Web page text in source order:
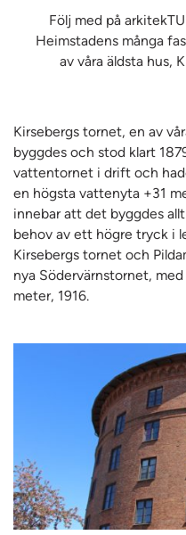
Följ med på
Heimstadens många
av våra äldsta hus,
Kirsebergs tornet, en av
byggdes och stod klart
vattentornet i drift och
en högsta vattenyta +31
innebar att det byggdes
behov av ett högre tryck i
Kirsebergs tornet och
nya Södervärnstornet,
meter, 1916.